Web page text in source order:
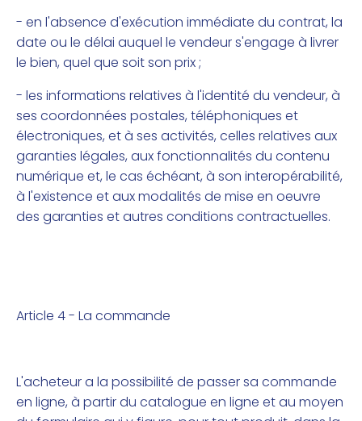
- en l'absence d'exécution immédiate du contrat, la
date ou le délai auquel le vendeur s'engage à livrer
le bien, quel que soit son prix ;
- les informations relatives à l'identité du vendeur, à
ses coordonnées postales, téléphoniques et
électroniques, et à ses activités, celles relatives aux
garanties légales, aux fonctionnalités du contenu
numérique et, le cas échéant, à son interopérabilité,
à l'existence et aux modalités de mise en oeuvre
des garanties et autres conditions contractuelles.
Article 4 - La commande
L'acheteur a la possibilité de passer sa commande
en ligne, à partir du catalogue en ligne et au moyen